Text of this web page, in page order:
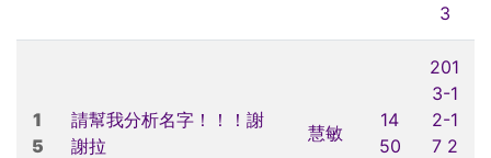
3
1
5
請幫我分析名字！！！謝
謝拉
慧敏
14
50
201
3-1
2-1
7 2